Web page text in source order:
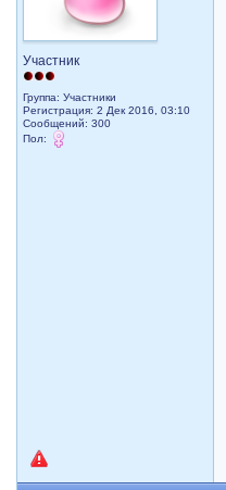
Участник
Группа: Участники
Регистрация: 2 Дек 2016, 03:10
Сообщений: 300
Пол: